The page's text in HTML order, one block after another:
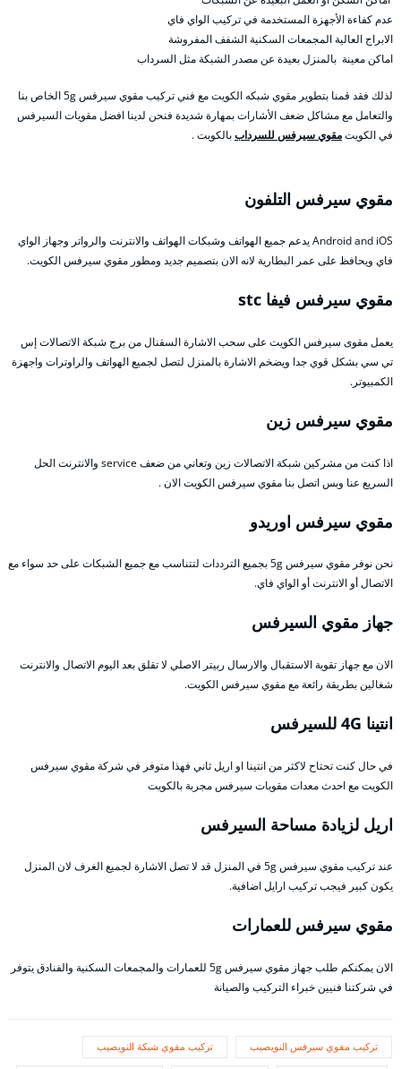
عدم كفاءة الأجهزة المستخدمة في تركيب الواي فاي
الابراج العالية المجمعات السكنية الشفف المفروشة
اماكن معينة بالمنزل بعيدة عن مصدر الشبكة مثل السرداب
لذلك فقد قمنا بتطوير مقوي شبكه الكويت مع فني تركيب مقوي سيرفس 5g الخاص بنا
والتعامل مع مشاكل ضعف الأشارات بمهارة شديدة فنحن لدينا افضل مقويات السيرفس
في الكويتمقوي سيرفس للسرداببالكويت .
مقوي سيرفس التلفون
Android and iOS يدعم جميع الهواتف وشبكات الهواتف والانترنت والرواتر وجهاز الواي
فاي ويحافظ على عمر البطارية لانه الان بتصميم جديد ومطور مقوي سيرفس الكويت.
مقوي سيرفس فيفا stc
يعمل مقوى سيرفس الكويت على سحب الاشارة السقنال من برج شبكة الاتصالات إس
تي سي بشكل قوي جدا ويضخم الاشارة بالمنزل لتصل لجميع الهواتف والراوترات واجهزة
الكمبيوتر.
مقوي سيرفس زين
اذا كنت من مشركين شبكة الاتصالات زين وتعاني من ضعف service والانترنت الحل
السريع عنا وبس اتصل بنا مقوي سيرفس الكويت الان .
مقوي سيرفس اوريدو
نحن نوفر مقوي سيرفس 5g بجميع الترددات لتتناسب مع جميع الشبكات على حد سواء مع
الاتصال أو الانترنت أو الواي فاي.
جهاز مقوي السيرفس
الان مع جهاز تقوية الاستقبال والارسال ربيتر الاصلي لا تقلق بعد اليوم الاتصال والانترنت
شغالين بطريقة رائعة مع مقوي سيرفس الكويت.
انتينا 4G للسيرفس
في حال كنت تحتاح لاكثر من انتينا او اريل ثاني فهذا متوفر في شركة مقوي سيرفس
الكويت مع احدث معدات مقويات سيرفس مجربة بالكويت
اريل لزيادة مساحة السيرفس
عند تركيب مقوي سيرفس 5g في المنزل قد لا تصل الاشارة لجميع الغرف لان المنزل
يكون كبير فيجب تركيب ارايل اضافية.
مقوي سيرفس للعمارات
الان يمكنكم طلب جهاز مقوي سيرفس 5g للعمارات والمجمعات السكنية والفنادق يتوفر
في شركتنا فنيين خبراء التركيب والصيانة
تركيب مقوي سيرفس النويصيب تركيب مقوي شبكة النويصيب